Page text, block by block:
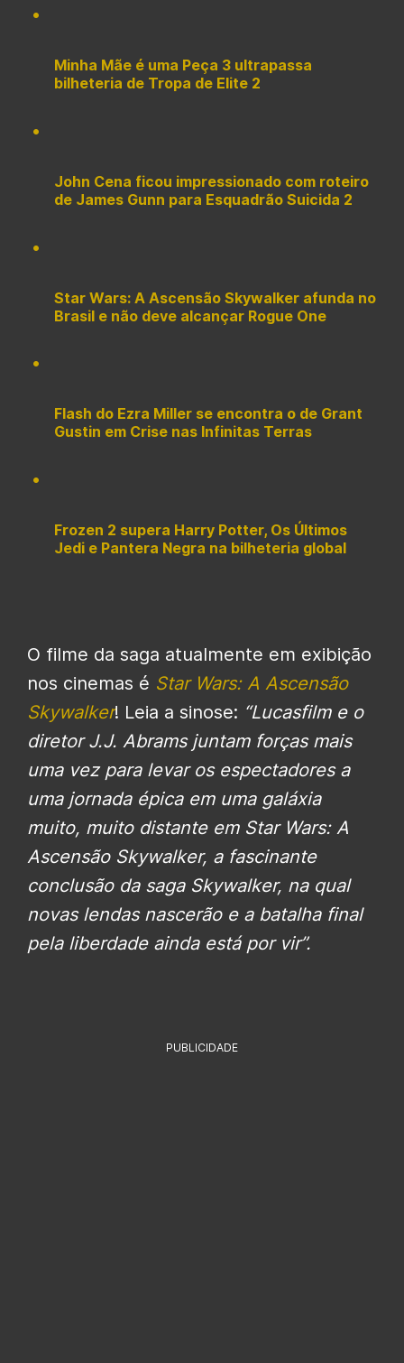
Minha Mãe é uma Peça 3 ultrapassa
bilheteria de Tropa de Elite 2
John Cena ficou impressionado com roteiro
de James Gunn para Esquadrão Suicida 2
Star Wars: A Ascensão Skywalker afunda no
Brasil e não deve alcançar Rogue One
Flash do Ezra Miller se encontra o de Grant
Gustin em Crise nas Infinitas Terras
Frozen 2 supera Harry Potter, Os Últimos
Jedi e Pantera Negra na bilheteria global
O filme da saga atualmente em exibição
nos cinemas é Star Wars: A Ascensão
Skywalker! Leia a sinose: “Lucasfilm e o
diretor J.J. Abrams juntam forças mais
uma vez para levar os espectadores a
uma jornada épica em uma galáxia
muito, muito distante em Star Wars: A
Ascensão Skywalker, a fascinante
conclusão da saga Skywalker, na qual
novas lendas nascerão e a batalha final
pela liberdade ainda está por vir”.
PUBLICIDADE